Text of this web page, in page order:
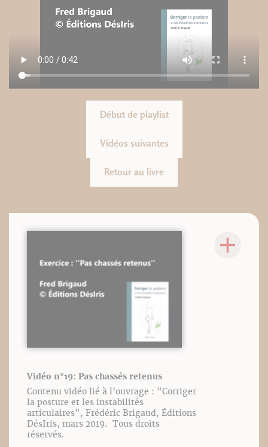
Début de playlist
Vidéos suivantes
Retour au livre
Vidéo n°19: Pas chassés retenus
Contenu vidéo lié à l’ouvrage : "Corriger
la posture et les instabilités
articulaires", Frédéric Brigaud, Éditions
DésIris, mars 2019. Tous droits
réservés.